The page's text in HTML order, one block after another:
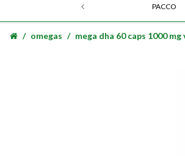
PACCO
omegas mega dha 60 caps 1000